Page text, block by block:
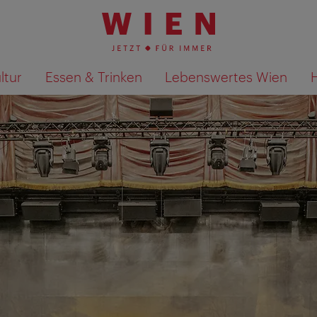
Essen & Trinken Lebenswertes Wien
Suchergebnisse auf Karte